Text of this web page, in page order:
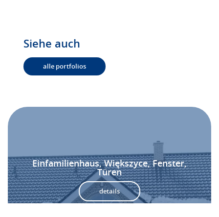
Siehe auch
alle portfolios
Einfamilienhaus, Większyce, Fenster,
Türen
details